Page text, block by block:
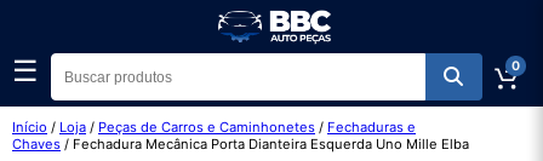
☰ 0
Início / Loja / Peças de Carros e Caminhonetes / Fechaduras e
Chaves / Fechadura Mecânica Porta Dianteira Esquerda Uno Mille Elba